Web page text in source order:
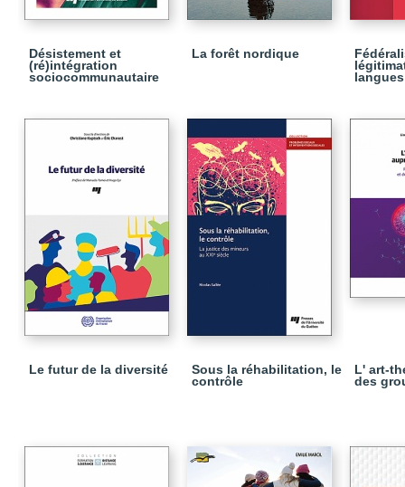
Désistement et
(ré)intégration
sociocommunautaire
La forêt nordique
Le futur de la diversité
Sous la réhabilitation, le
contrôle
L' art-
des